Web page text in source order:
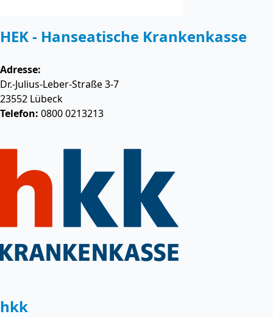
HEK - Hanseatische Krankenkasse
Adresse:
Dr.-Julius-Leber-Straße 3-7
23552 Lübeck
Telefon: 0800 0213213
hkk